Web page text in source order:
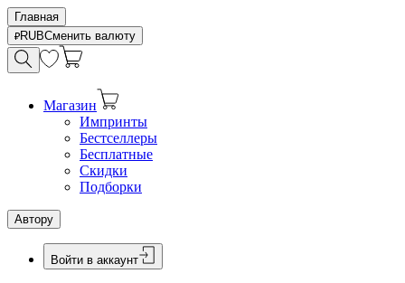
Главная
RUBСменить валюту
Магазин
Импринты
Бестселлеры
Бесплатные
Скидки
Подборки
Автору
Войти в аккаунт